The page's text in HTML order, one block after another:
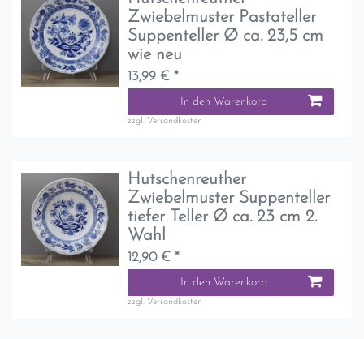
Zwiebelmuster Pastateller
Suppenteller Ø ca. 23,5 cm
wie neu
13,99 € *
In den Warenkorb
zzgl. Versandkosten
Hutschenreuther
Zwiebelmuster Suppenteller
tiefer Teller Ø ca. 23 cm 2.
Wahl
12,90 € *
In den Warenkorb
zzgl. Versandkosten